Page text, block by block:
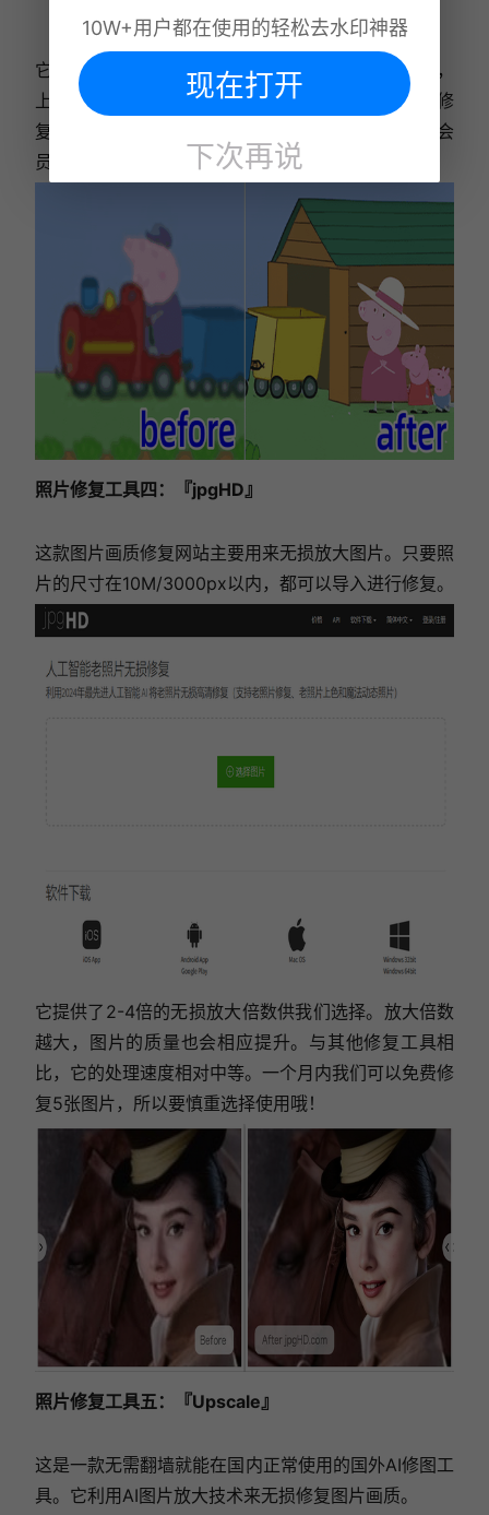
它的界面简洁明了，没有多余的选项。只需打开网站，
上传照片，它就会按照默认的修复参数自动进行画质修
复。如果想要调整更多高级选项，则需要付费加入会
员。大家可以根据自己的需求进行选择。
照片修复工具四：『jpgHD』
这款图片画质修复网站主要用来无损放大图片。只要照
片的尺寸在10M/3000px以内，都可以导入进行修复。
它提供了2-4倍的无损放大倍数供我们选择。放大倍数
越大，图片的质量也会相应提升。与其他修复工具相
比，它的处理速度相对中等。一个月内我们可以免费修
复5张图片，所以要慎重选择使用哦！
照片修复工具五：『Upscale』
这是一款无需翻墙就能在国内正常使用的国外AI修图工
具。它利用AI图片放大技术来无损修复图片画质。
10W+用户都在使用的轻松去水印神器
现在打开
下次再说